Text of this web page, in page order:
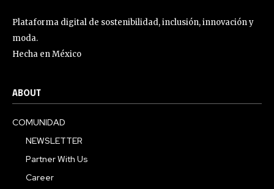
Plataforma digital de sostenibilidad, inclusión, innovación y
moda.
Hecha en México
ABOUT
COMUNIDAD
NEWSLETTER
Partner With Us
Career